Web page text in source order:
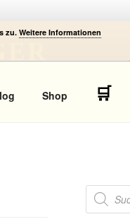
Shop 🛒
Products
search
zu.Weitere Informationen